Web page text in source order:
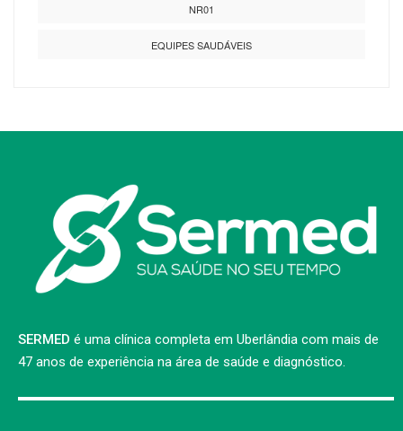
NR01
EQUIPES SAUDÁVEIS
SERMED é uma clínica completa em Uberlândia com mais de
47 anos de experiência na área de saúde e diagnóstico.